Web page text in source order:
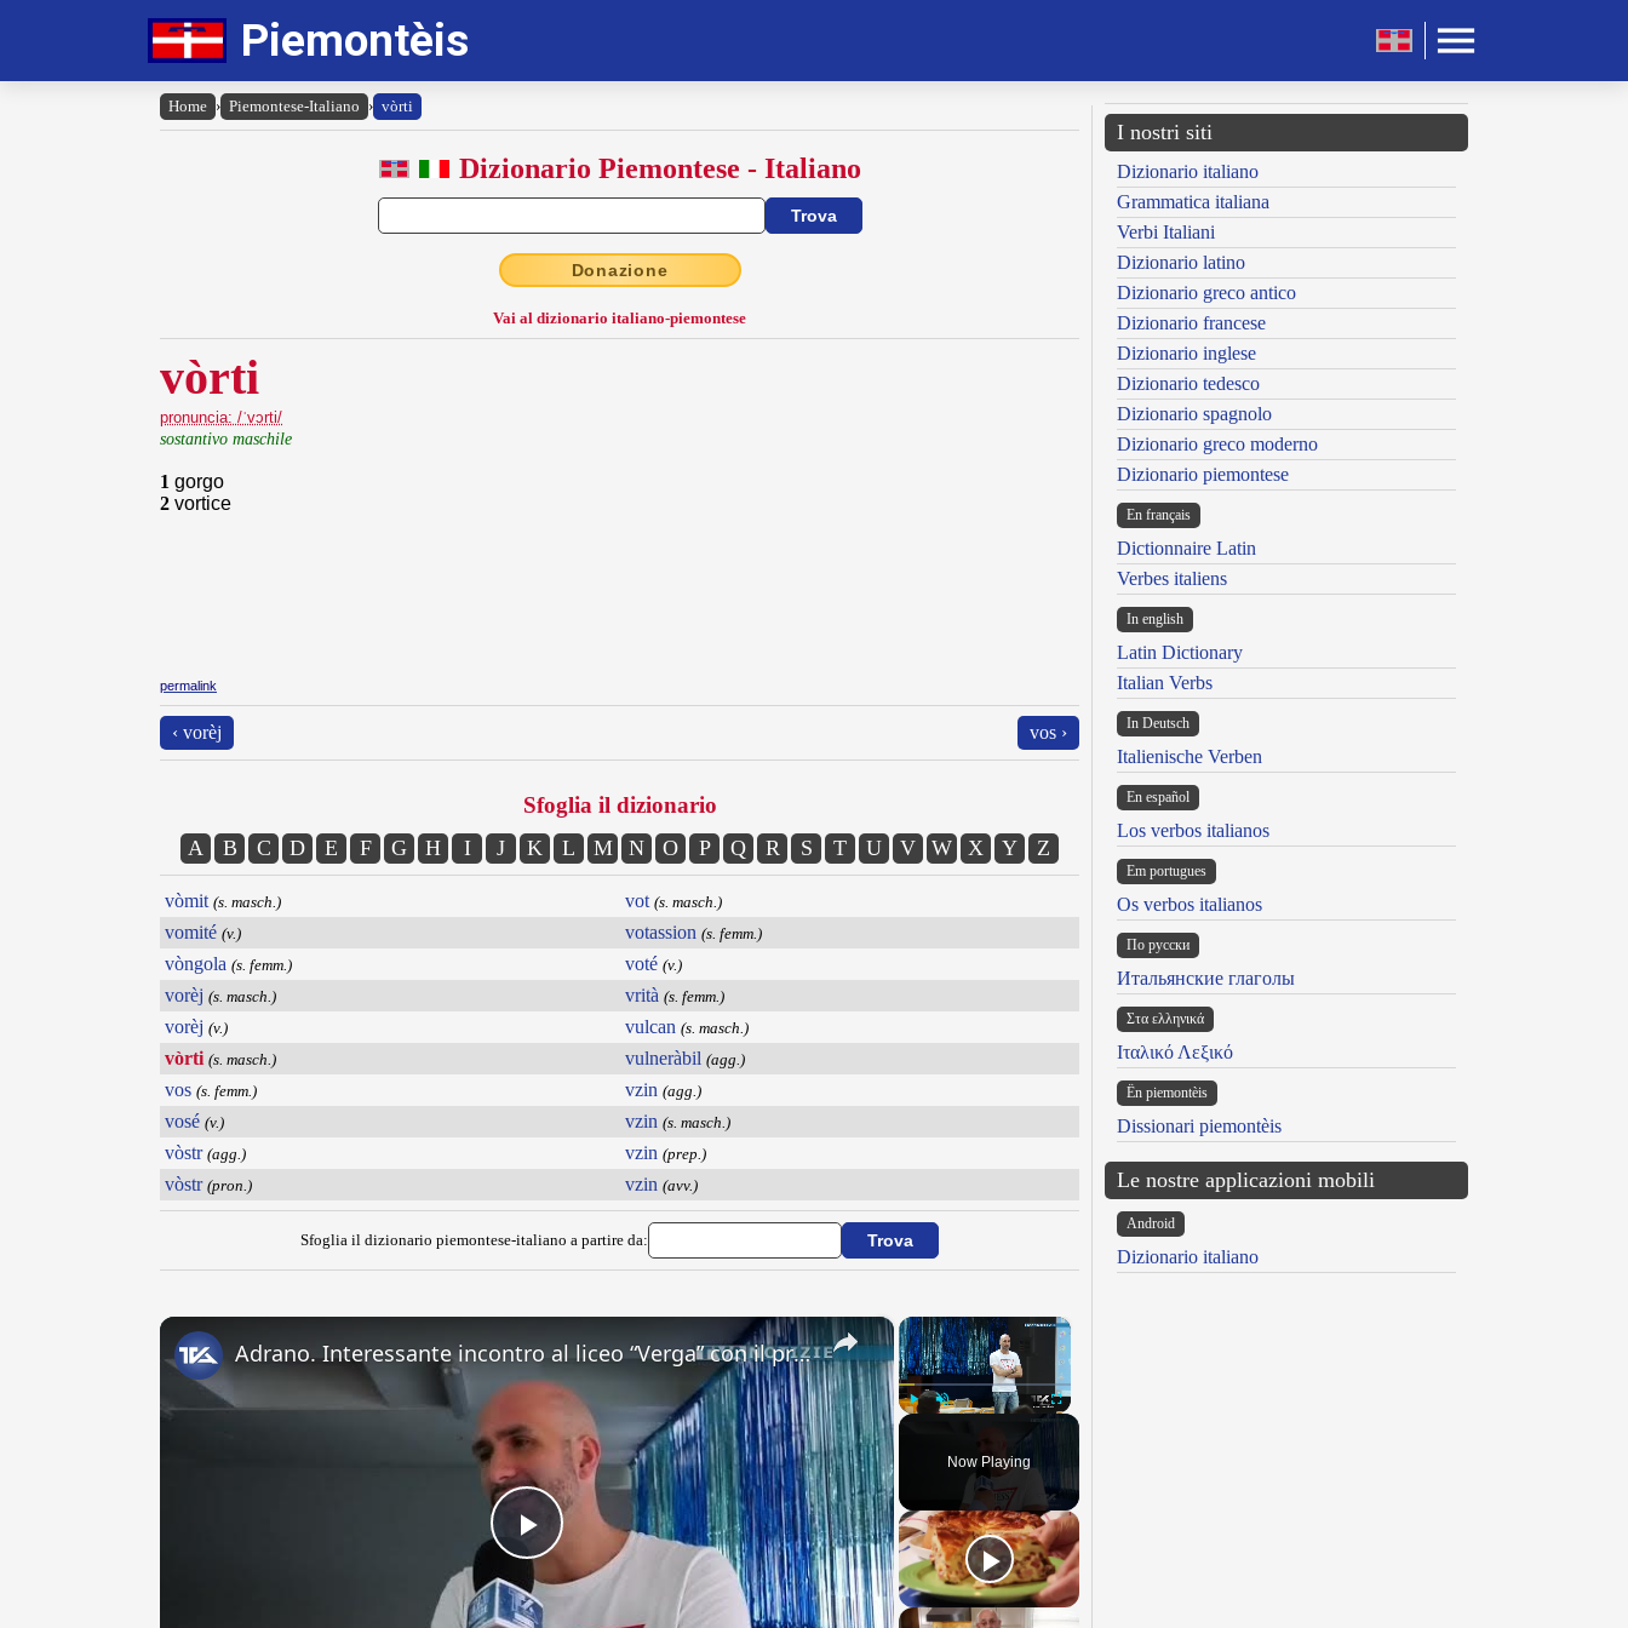
Piemontèis
Home › Piemontese-Italiano › vòrti
Dizionario Piemontese - Italiano
Donazione
Vai al dizionario italiano-piemontese
vòrti
pronuncia: /ˈvɔrti/
sostantivo maschile
1 gorgo
2 vortice
permalink
‹ vorèj vos ›
Sfoglia il dizionario
A B C D E F G H I J K L M N O P Q R S T U V W X Y Z
vòmit (s. masch.)
vomité (v.)
vòngola (s. femm.)
vorèj (s. masch.)
vorèj (v.)
vòrti (s. masch.)
vos (s. femm.)
vosé (v.)
vòstr (agg.)
vòstr (pron.)
vot (s. masch.)
votassion (s. femm.)
voté (v.)
vrità (s. femm.)
vulcan (s. masch.)
vulneràbil (agg.)
vzin (agg.)
vzin (s. masch.)
vzin (prep.)
vzin (avv.)
Sfoglia il dizionario piemontese-italiano a partire da:
×
Fullscreen
Now Playing
×
Play
Adrano. Interessante incontro al liceo “Verga” con il prof. Fabio Gamberini. Studenti del Linguistic
I nostri siti
Dizionario italiano
Grammatica italiana
Verbi Italiani
Dizionario latino
Dizionario greco antico
Dizionario francese
Dizionario inglese
Dizionario tedesco
Dizionario spagnolo
Dizionario greco moderno
Dizionario piemontese
En français
Dictionnaire Latin
Verbes italiens
In english
Latin Dictionary
Italian Verbs
In Deutsch
Italienische Verben
En español
Los verbos italianos
Em portugues
Os verbos italianos
По русски
Итальянские глаголы
Στα ελληνικά
Ιταλικό Λεξικό
Ën piemontèis
Dissionari piemontèis
Le nostre applicazioni mobili
Android
Dizionario italiano